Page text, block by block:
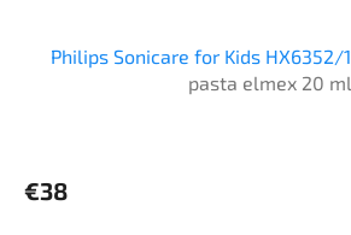
Philips Sonicare for Kids HX6352/
pasta elmex 20 ml
€38